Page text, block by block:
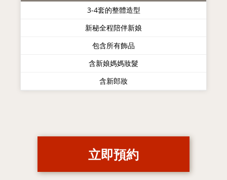
3-4套的整體造型
新秘全程陪伴新娘
包含所有飾品
含新娘媽媽妝髮
含新郎妝
立即預約